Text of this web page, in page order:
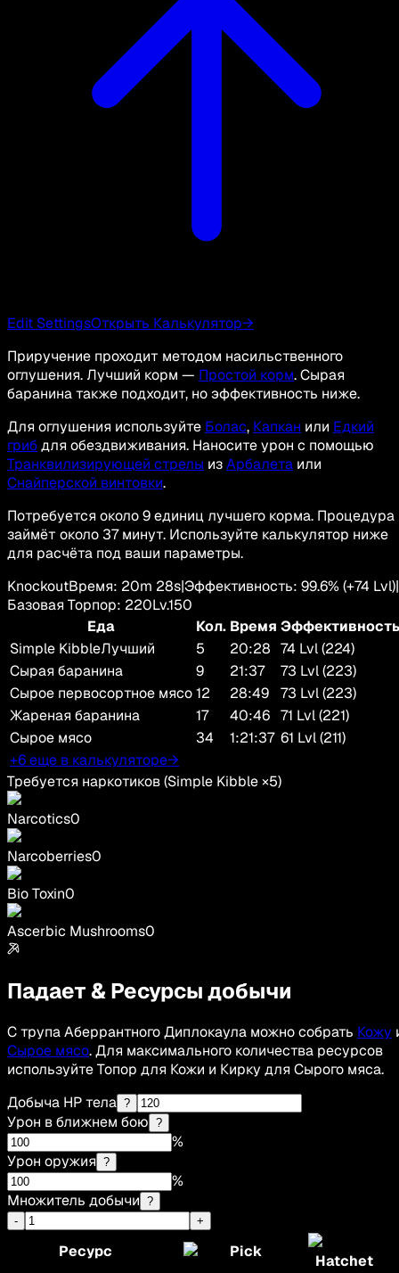
Edit SettingsОткрыть Калькулятор→
Приручение проходит методом насильственного
оглушения. Лучший корм — Простой корм. Сырая
баранина также подходит, но эффективность ниже.
Для оглушения используйте Болас, Капкан или Едкий
грибдля обездвиживания. Наносите урон с помощью
Транквилизирующей стрелы изАрбалета или
Снайперской винтовки.
Потребуется около 9 единиц лучшего корма. Процедура
займёт около 37 минут. Используйте калькулятор ниже
для расчёта под ваши параметры.
KnockoutВремя: 20m 28s|Эффективность: 99.6% (+74 Lvl)|
Базовая Торпор: 220Lv.150
Еда
Кол. Время Эффективность
Simple KibbleЛучший 5 20:28 74 Lvl (224)
Сырая баранина
9 21:37
73 Lvl (223)
Сырое первосортное мясо12 28:49
73 Lvl (223)
Жареная баранина
17 40:46 71 Lvl (221)
Сырое мясо
34 1:21:37 61 Lvl (211)
+6 еще в калькуляторе→
Требуется наркотиков(Simple Kibble×5)
Narcotics0
Narcoberries0
Bio Toxin0
Ascerbic Mushrooms0
Падает & Ресурсы добычи
С трупа Аберрантного Диплокаула можно собрать Кожу
Сырое мясо. Для максимального количества ресурсов
используйте Топор для Кожи и Кирку для Сырого мяса.
Добыча HP тела ?
Урон в ближнем бою ?
%
Урон оружия ?
%
Множитель добычи ?
-
+
Ресурс Pick
Hatchet